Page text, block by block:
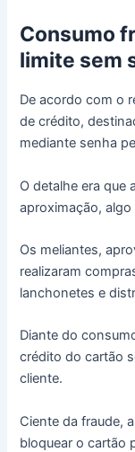
Consumo
limite sem
De acordo com o
de crédito,
mediante senha
O detalhe era que
aproximação,
Os meliantes,
realizaram
lanchonetes e
Diante do
crédito do cartão
cliente.
Ciente da fraude,
bloquear o cartão